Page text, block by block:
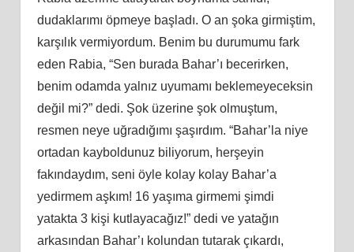
dudaklarımı öpmeye başladı. O an şoka girmiştim,
karşılık vermiyordum. Benim bu durumumu fark
eden Rabia, “Sen burada Bahar’ı becerirken,
benim odamda yalnız uyumamı beklemeyeceksin
değil mi?” dedi. Şoküzerine şok olmuştum,
resmen neye uğradığımı şaşırdım. “Bahar’la niye
ortadan kayboldunuz biliyorum, herşeyin
fakındaydım, seni öyle kolay kolay Bahar’a
yedirmem aşkım! 16 yaşıma girmemi şimdi
yatakta 3 kişi kutlayacağız!” dedi ve yatağın
arkasından Bahar’ı kolundan tutarak çıkardı,